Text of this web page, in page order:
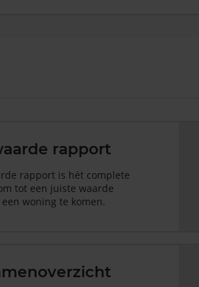
rapport
rapport is hét complete
tot een juiste waarde
woning te komen.